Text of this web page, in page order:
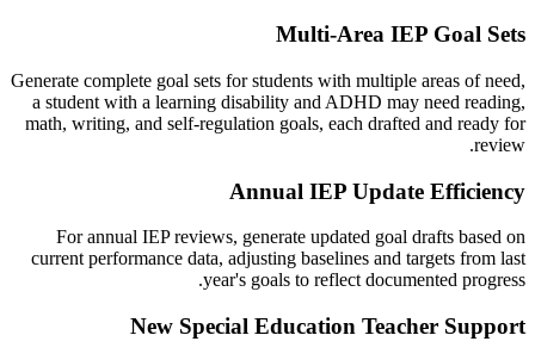
Multi-Area IEP Goal Sets
Generate complete goal sets for students with multiple areas of need,
a student with a learning disability and ADHD may need reading,
math, writing, and self-regulation goals, each drafted and ready for
review.
Annual IEP Update Efficiency
For annual IEP reviews, generate updated goal drafts based on
current performance data, adjusting baselines and targets from last
year's goals to reflect documented progress.
New Special Education Teacher Support